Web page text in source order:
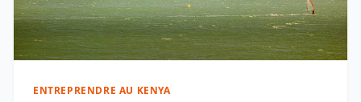
ENTREPRENDRE AU KENYA